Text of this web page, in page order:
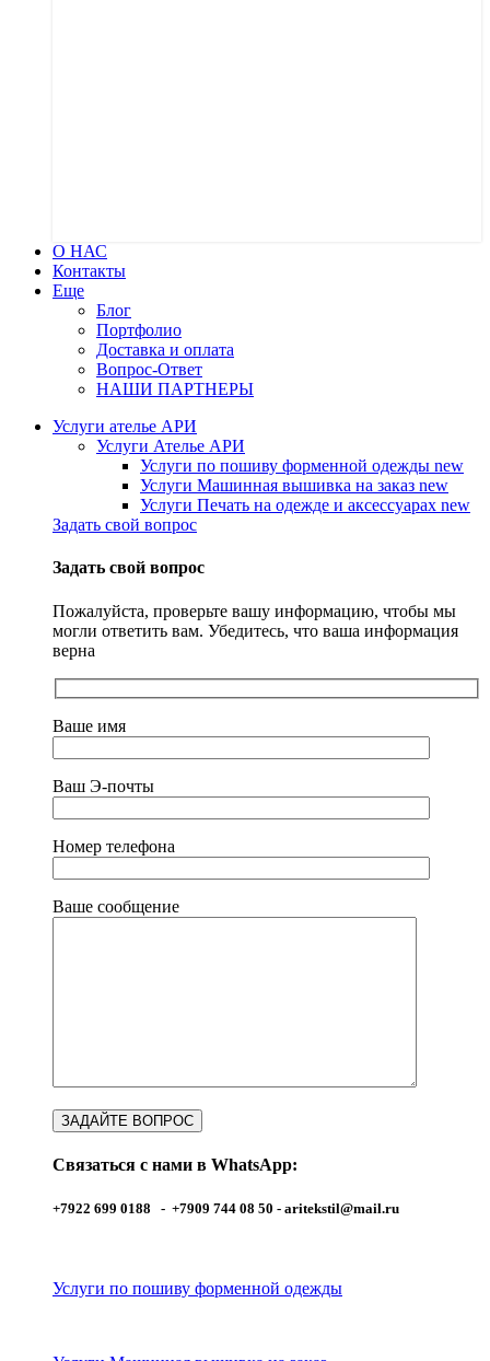
О НАС
Контакты
Еще
Блог
Портфолио
Доставка и оплата
Вопрос-Ответ
НАШИ ПАРТНЕРЫ
Услуги ателье АРИ
Услуги Ателье АРИ
Услуги по пошиву форменной одежды new
Услуги Машинная вышивка на заказ new
Услуги Печать на одежде и аксессуарах new
Задать свой вопрос
Задать свой вопрос
Пожалуйста, проверьте вашу информацию, чтобы мы
могли ответить вам. Убедитесь, что ваша информация
верна
Ваше имя
Ваш Э-почты
Номер телефона
Ваше сообщение
Связаться с нами в WhatsApp:
+7922 699 0188 - +7909 744 08 50 - aritekstil@mail.ru
Услуги по пошиву форменной одежды